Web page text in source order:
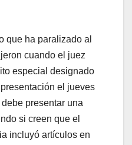
que ha paralizado al
cuando el juez
especial designado
el jueves
presentar una
si creen que el
incluyó artículos en